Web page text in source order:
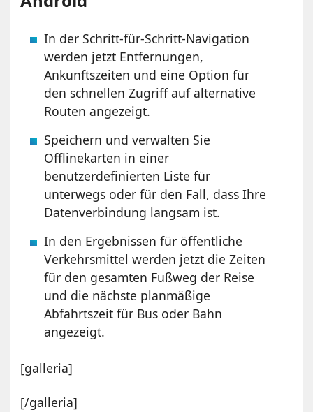
In der Schritt-für-Schritt-Navigation
werden jetzt Entfernungen,
Ankunftszeiten und eine Option für
den schnellen Zugriff auf alternative
Routen angezeigt.
Speichern und verwalten Sie
Offlinekarten in einer
benutzerdefinierten Liste für
unterwegs oder für den Fall, dass Ihre
Datenverbindung langsam ist.
In den Ergebnissen für öffentliche
Verkehrsmittel werden jetzt die Zeiten
für den gesamten Fußweg der Reise
und die nächste planmäßige
Abfahrtszeit für Bus oder Bahn
angezeigt.
[galleria]
[/galleria]